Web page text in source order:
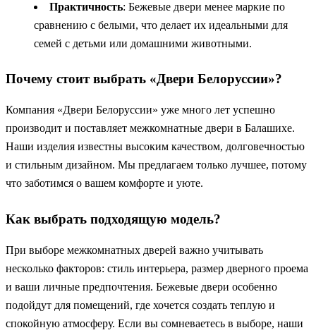
Практичность: Бежевые двери менее маркие по
сравнению с белыми, что делает их идеальными для
семей с детьми или домашними животными.
Почему стоит выбрать «Двери Белоруссии»?
Компания «Двери Белоруссии» уже много лет успешно
производит и поставляет межкомнатные двери в Балашихе.
Наши изделия известны высоким качеством, долговечностью
и стильным дизайном. Мы предлагаем только лучшее, потому
что заботимся о вашем комфорте и уюте.
Как выбрать подходящую модель?
При выборе межкомнатных дверей важно учитывать
несколько факторов: стиль интерьера, размер дверного проема
и ваши личные предпочтения. Бежевые двери особенно
подойдут для помещений, где хочется создать теплую и
спокойную атмосферу. Если вы сомневаетесь в выборе, наши